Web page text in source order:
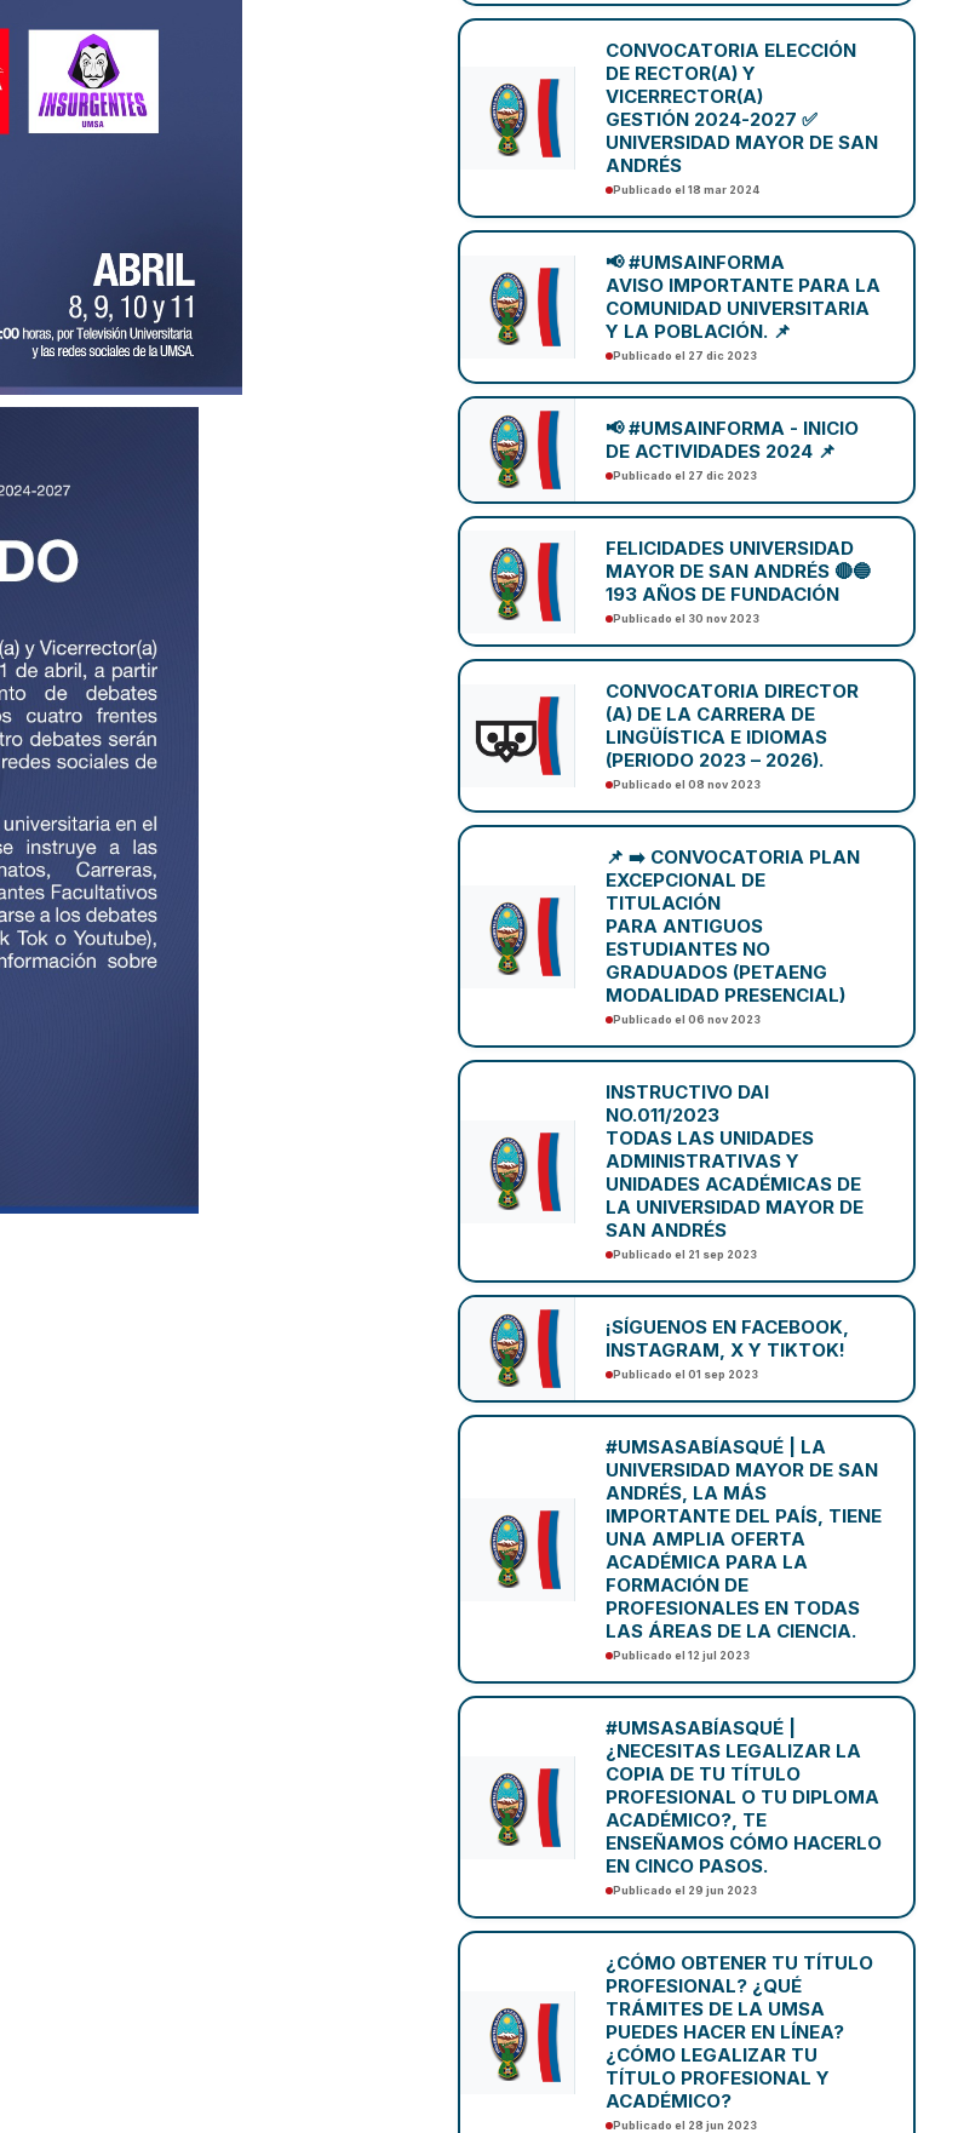
CONVOCATORIA ELECCIÓN
DE RECTOR(A) Y
VICERRECTOR(A)
GESTIÓN 2024-2027 ✅
UNIVERSIDAD MAYOR DE SAN
ANDRÉS
Publicado el 18 mar 2024
📢 #UMSAINFORMA
AVISO IMPORTANTE PARA LA
COMUNIDAD UNIVERSITARIA
Y LA POBLACIÓN. 📌
Publicado el 27 dic 2023
📢 #UMSAINFORMA - INICIO
DE ACTIVIDADES 2024 📌
Publicado el 27 dic 2023
FELICIDADES UNIVERSIDAD
MAYOR DE SAN ANDRÉS 🔴🔵
193 AÑOS DE FUNDACIÓN
Publicado el 30 nov 2023
CONVOCATORIA DIRECTOR
(A) DE LA CARRERA DE
LINGÜÍSTICA E IDIOMAS
(PERIODO 2023 – 2026).
Publicado el 08 nov 2023
📌 ➡️ CONVOCATORIA PLAN
EXCEPCIONAL DE
TITULACIÓN
PARA ANTIGUOS
ESTUDIANTES NO
GRADUADOS (PETAENG
MODALIDAD PRESENCIAL)
Publicado el 06 nov 2023
INSTRUCTIVO DAI
NO.011/2023
TODAS LAS UNIDADES
ADMINISTRATIVAS Y
UNIDADES ACADÉMICAS DE
LA UNIVERSIDAD MAYOR DE
SAN ANDRÉS
Publicado el 21 sep 2023
¡SÍGUENOS EN FACEBOOK,
INSTAGRAM, X Y TIKTOK!
Publicado el 01 sep 2023
#UMSASABÍASQUÉ | LA
UNIVERSIDAD MAYOR DE SAN
ANDRÉS, LA MÁS
IMPORTANTE DEL PAÍS, TIENE
UNA AMPLIA OFERTA
ACADÉMICA PARA LA
FORMACIÓN DE
PROFESIONALES EN TODAS
LAS ÁREAS DE LA CIENCIA.
Publicado el 12 jul 2023
#UMSASABÍASQUÉ |
¿NECESITAS LEGALIZAR LA
COPIA DE TU TÍTULO
PROFESIONAL O TU DIPLOMA
ACADÉMICO?, TE
ENSEÑAMOS CÓMO HACERLO
EN CINCO PASOS.
Publicado el 29 jun 2023
¿CÓMO OBTENER TU TÍTULO
PROFESIONAL? ¿QUÉ
TRÁMITES DE LA UMSA
PUEDES HACER EN LÍNEA?
¿CÓMO LEGALIZAR TU
TÍTULO PROFESIONAL Y
ACADÉMICO?
Publicado el 28 jun 2023